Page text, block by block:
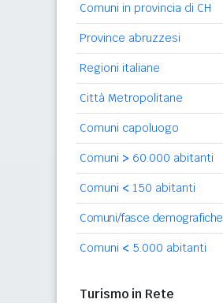
Comuni in provincia di CH
Province abruzzesi
Regioni italiane
Città Metropolitane
Comuni capoluogo
Comuni > 60.000 abitanti
Comuni < 150 abitanti
Comuni/fasce demografiche
Comuni < 5.000 abitanti
Turismo in Rete